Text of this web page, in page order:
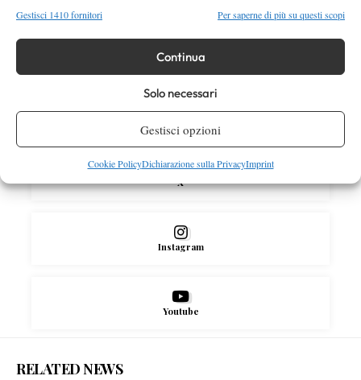
Gestisci 1410 fornitori Per saperne di più su questi scopi
Continua
Solo necessari
Gestisci opzioni
Cookie PolicyDichiarazione sulla PrivacyImprint
SOCIAL
X
Instagram
Youtube
RELATED NEWS